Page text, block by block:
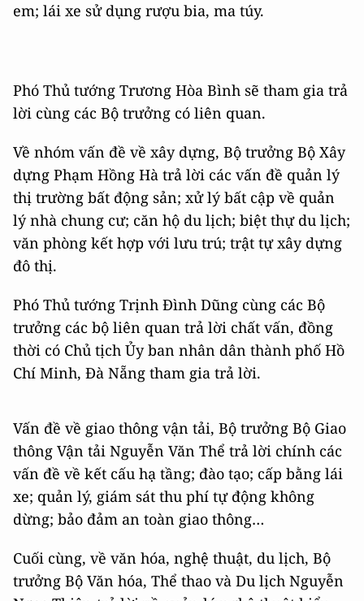
em; lái xe sử dụng rượu bia, ma túy.
Phó Thủ tướng Trương Hòa Bình sẽ tham gia trả
lời cùng các Bộ trưởng có liên quan.
Về nhóm vấn đề về xây dựng, Bộ trưởng Bộ Xây
dựng Phạm Hồng Hà trả lời các vấn đề quản lý
thị trường bất động sản; xử lý bất cập về quản
lý nhà chung cư; căn hộ du lịch; biệt thự du lịch;
văn phòng kết hợp với lưu trú; trật tự xây dựng
đô thị.
Phó Thủ tướng Trịnh Đình Dũng cùng các Bộ
trưởng các bộ liên quan trả lời chất vấn, đồng
thời có Chủ tịch Ủy ban nhân dân thành phố Hồ
Chí Minh, Đà Nẵng tham gia trả lời.
Vấn đề về giao thông vận tải, Bộ trưởng Bộ Giao
thông Vận tải Nguyễn Văn Thể trả lời chính các
vấn đề về kết cấu hạ tầng; đào tạo; cấp bằng lái
xe; quản lý, giám sát thu phí tự động không
dừng; bảo đảm an toàn giao thông…
Cuối cùng, về văn hóa, nghệ thuật, du lịch, Bộ
trưởng Bộ Văn hóa, Thể thao và Du lịch Nguyễn